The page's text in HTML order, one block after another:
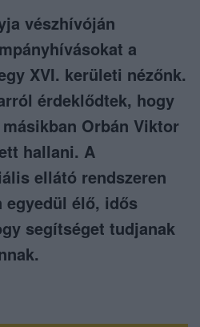
vészhívóján
a
XVI. kerületi nézőnk.
érdeklődtek, hogy
Orbán Viktor
hallani. A
ellátó rendszeren
egyedül élő, idős
segítséget tudjanak